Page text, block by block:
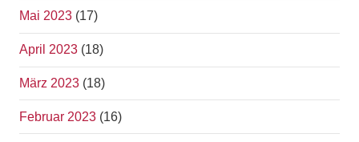
Mai 2023 (17)
April 2023 (18)
März 2023 (18)
Februar 2023 (16)